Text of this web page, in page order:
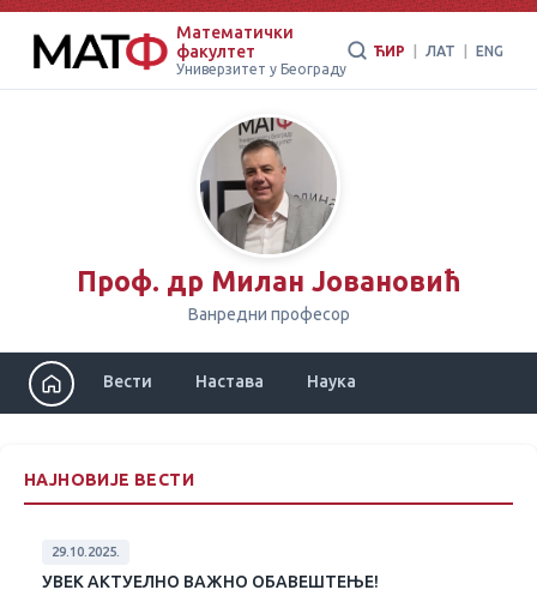
Математички
факултет
Универзитет у Београду
ЋИР ЛАТ ENG
Проф. др Милан Јовановић
Ванредни професор
Вести Настава Наука
НАЈНОВИЈЕ ВЕСТИ
29.10.2025.
УВЕК АКТУЕЛНО ВАЖНО ОБАВЕШТЕЊЕ!